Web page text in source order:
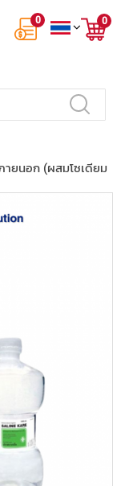
0 0
ายนอก (ผสมโซเดียม